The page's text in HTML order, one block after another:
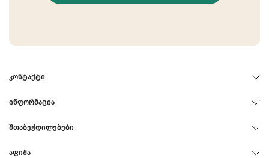
ᲙᲝᲜᲢᲐᲥᲢᲘ
ᲘᲜᲤᲝᲠᲛᲐᲪᲘᲐ
ᲨᲗᲐᲑᲔᲭᲓᲘᲚᲔᲑᲔᲑᲘ
ᲐᲤᲘᲨᲐ